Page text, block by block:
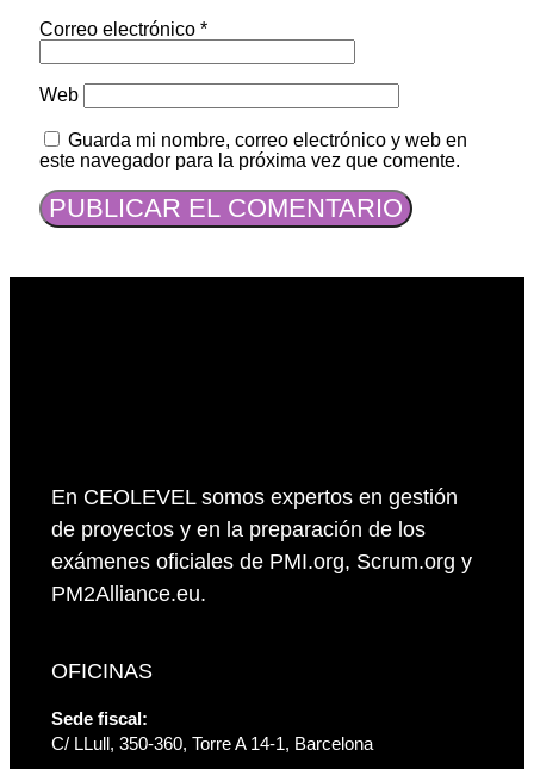
Correo electrónico *
Web
Guarda mi nombre, correo electrónico y web en
este navegador para la próxima vez que comente.
En CEOLEVEL somos expertos en gestión
de proyectos y en la preparación de los
exámenes oficiales de PMI.org, Scrum.org y
PM2Alliance.eu.
OFICINAS
Sede fiscal:
C/ LLull, 350-360, Torre A 14-1, Barcelona